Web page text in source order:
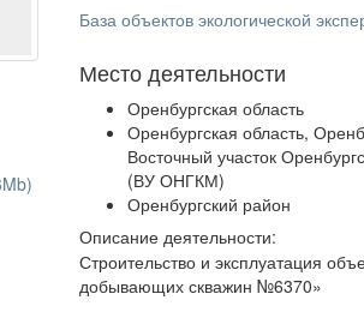
База объектов экологической
Место деятельности
Оренбургская область
Оренбургская область,
Восточный участок
(ВУ ОНГКМ)
Оренбургский район
Описание деятельности:
Строительство и эксплуатация
добывающих скважин №6370»